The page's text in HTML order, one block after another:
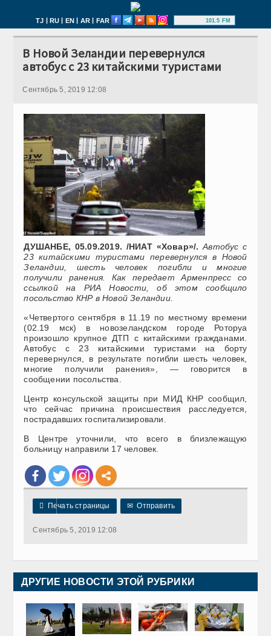
TJ | RU | EN | AR | FAR 101.5 FM
В Новой Зеландии перевернулся
автобус с 23 китайскими туристами
Сентябрь 5, 2019 12:08
ДУШАНБЕ, 05.09.2019. /НИАТ «Ховар»/.Автобус с
23 китайскими туристами перевернулся в Новой
Зеландии, шесть человек погибли и многие
получили ранения. Как передает Арменпресс со
ссылкой на РИА Новости, об этом сообщило
посольство КНР в Новой Зеландии.
«Четвертого сентября в 11.19 по местному времени
(02.19 мск) в новозеландском городе Роторуа
произошло крупное ДТП с китайскими гражданами.
Автобус с 23 китайскими туристами на борту
перевернулся, в результате погибли шесть человек,
многие получили ранения», — говорится в
сообщении посольства.
Центр консульской защиты при МИД КНР сообщил,
что сейчас причина происшествия расследуется,
пострадавших госпитализировали.
В Центре уточнили, что всего в близлежащую
больницу направили 17 человек.
 Печать страницы ✉ Отправить
Сентябрь 5, 2019 12:08
ДРУГИЕ НОВОСТИ ЭТОЙ РУБРИКИ